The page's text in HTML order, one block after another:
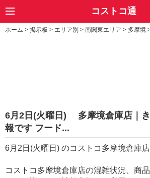
コストコ通
ホーム > 掲示板 > エリア別 > 南関東エリア > 多摩境
6月2日(火曜日) 多摩境倉庫店｜
報です フード...
6月2日(火曜日) のコストコ多摩境倉庫店
コストコ多摩境倉庫店の混雑状況、商